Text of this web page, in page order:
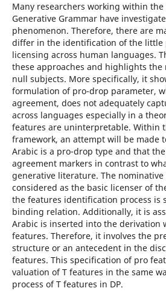
Many researchers working within
Generative Grammar have
phenomenon. Therefore, there are
differ in the identification of the little
licensing across human languages.
these approaches and highlights
null subjects. More specifically, it
formulation of pro-drop parameter,
agreement, does not adequately
across languages especially in a
features are uninterpretable. Within
framework, an attempt will be made
Arabic is a pro-drop type and that
agreement markers in contrast to
generative literature. The nominative
considered as the basic licenser of
the features identification process is
binding relation. Additionally, it is
Arabic is inserted into the derivation
features. Therefore, it involves the
structure or an antecedent in the
features. This specification of pro
valuation of T features in the same
process of T features in DP.